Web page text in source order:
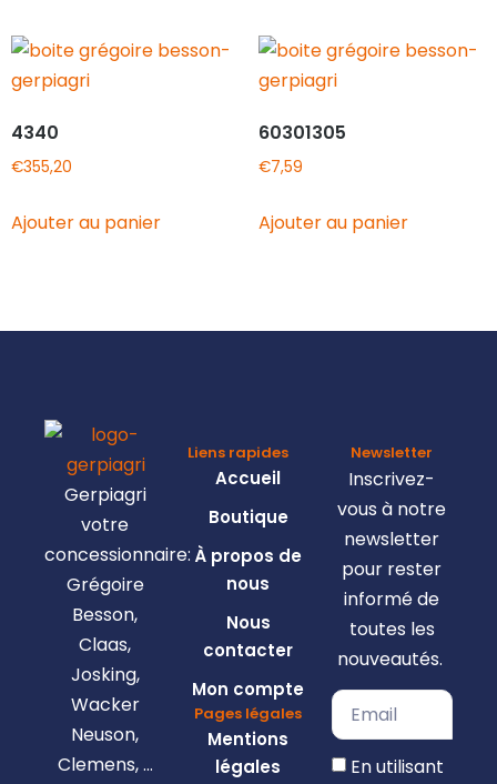
4340
€355,20
Ajouter au panier
60301305
€7,59
Ajouter au panier
Gerpiagri
votre
concessionnaire:
Grégoire
Besson,
Claas,
Josking,
Wacker
Neuson,
Clemens, …
Liens rapides
Accueil
Boutique
À propos de
nous
Nous
contacter
Mon compte
Pages légales
Mentions
légales
Newsletter
Inscrivez-
vous à notre
newsletter
pour rester
informé de
toutes les
nouveautés.
En utilisant